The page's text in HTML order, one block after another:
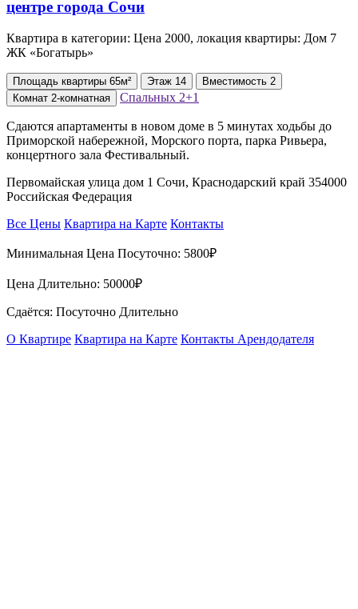
Квартира в категории: Цена 2000, локация квартиры: Дом 7
ЖК «Богатырь»
Площадь квартиры 65м² Этаж 14 Вместимость 2
Комнат 2-комнатная Спальных 2+1
Сдаются апартаменты в новом доме в 5 минутах ходьбы до
Приморской набережной, Морского порта, парка Ривьера,
концертного зала Фестивальный.
Первомайская улица дом 1 Сочи, Краснодарский край 354000
Российская Федерация
Все Цены Квартира на Карте Контакты
Минимальная Цена Посуточно: 5800₽
Цена Длительно: 50000₽
Сдаётся: Посуточно Длительно
О Квартире Квартира на Карте Контакты Арендодателя